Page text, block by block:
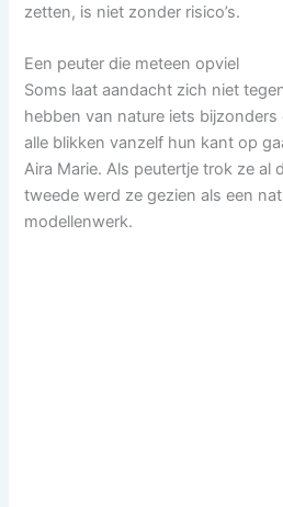
zetten, is niet zonder risico’s.
Een peuter die meteen opviel
Soms laat aandacht zich niet
hebben van nature iets
alle blikken vanzelf hun kant op
Aira Marie. Als peutertje trok ze al
tweede werd ze gezien als een
modellenwerk.